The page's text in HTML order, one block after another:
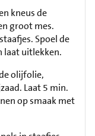
kneus de
groot mes.
Spoel de
laat uitlekken.
olijfolie,
Laat 5 min.
op smaak met